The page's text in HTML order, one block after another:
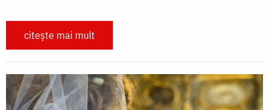
citește mai mult